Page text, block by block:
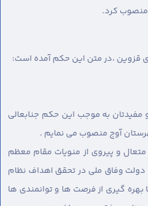
منصوب کرد.
قزوین ،در متن این حکم آمده است:
مفیدتان به موجب این حکم جنابعالی
آوج منصوب می نمایم .
متعال و پیروی از منویات مقام معظم
دولت وفاق ملی در تحقق اهداف نظام
گیری از فرصت ها و توانمندی ها